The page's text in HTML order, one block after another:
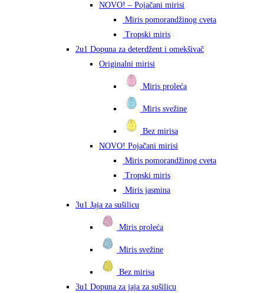
NOVO! – Pojačani mirisi
Miris pomorandžinog cveta
Tropski miris
2u1 Dopuna za deterdžent i omekšivač
Originalni mirisi
Miris proleća
Miris svežine
Bez mirisa
NOVO! Pojačani mirisi
Miris pomorandžinog cveta
Tropski miris
Miris jasmina
3u1 Jaja za sušilicu
Miris proleća
Miris svežine
Bez mirisa
3u1 Dopuna za jaja za sušilicu